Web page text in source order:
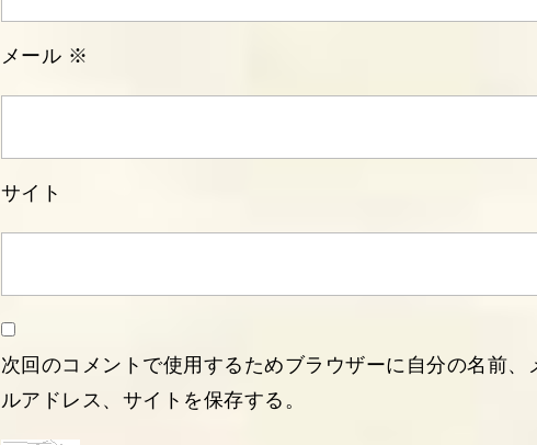
メール ※
サイト
次回のコメントで使用するためブラウザーに自分の名前、
ルアドレス、サイトを保存する。